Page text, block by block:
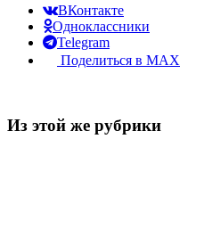
ВКонтакте
Одноклассники
Telegram
Поделиться в MAX
Из этой же рубрики